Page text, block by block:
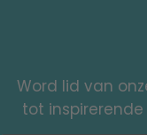
Word lid van
tot